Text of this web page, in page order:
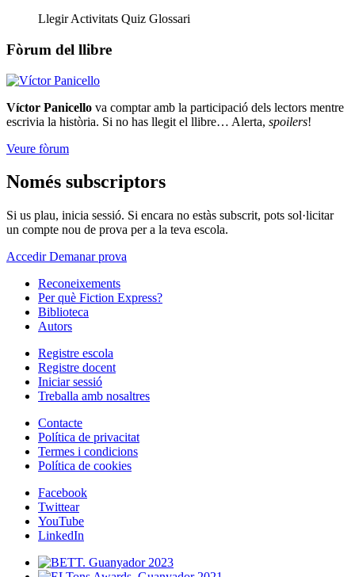
Llegir Activitats Quiz Glossari
Fòrum del llibre
Víctor Panicello va comptar amb la participació dels lectors mentre
escrivia la història. Si no has llegit el llibre… Alerta, spoilers!
Veure fòrum
Només subscriptors
Si us plau, inicia sessió. Si encara no estàs subscrit, pots sol·licitar
un compte nou de prova per a la teva escola.
AccedirDemanar prova
Reconeixements
Per què Fiction Express?
Biblioteca
Autors
Registre escola
Registre docent
Iniciar sessió
Treballa amb nosaltres
Contacte
Política de privacitat
Termes i condicions
Política de cookies
Facebook
Twittear
YouTube
LinkedIn